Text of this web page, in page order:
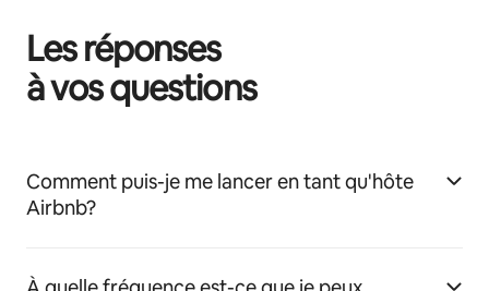
Les réponses
à vos questions
Comment puis-je me lancer en tant qu'hôte
Airbnb?